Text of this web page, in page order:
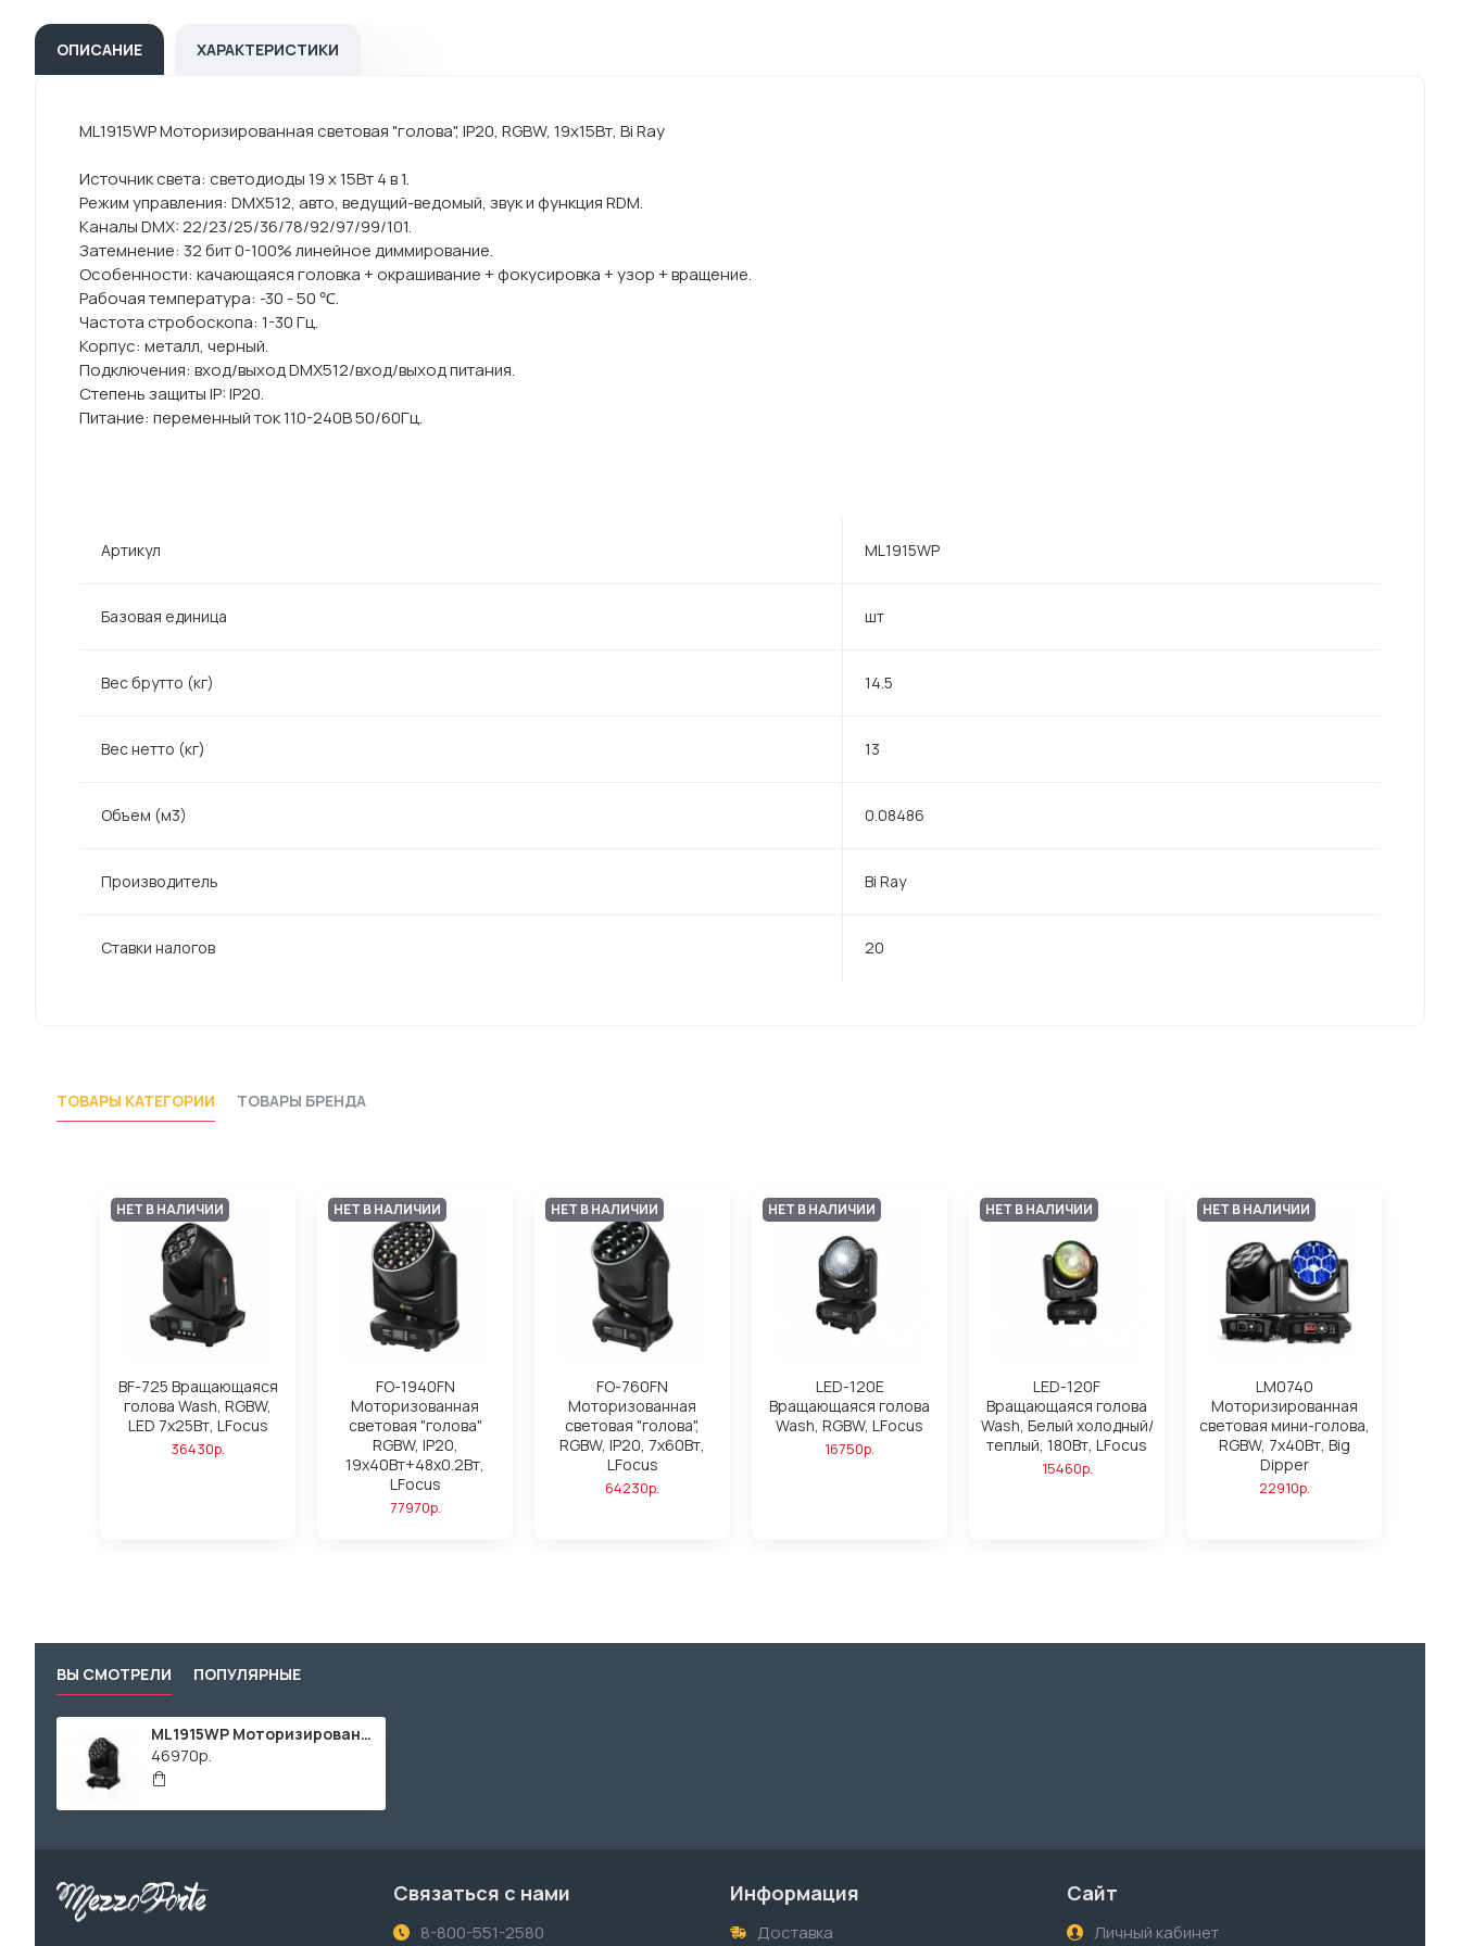
ОПИСАНИЕ ХАРАКТЕРИСТИКИ
ML1915WP Моторизированная световая "голова", IP20, RGBW, 19x15Вт, Bi Ray
Источник света: светодиоды 19 х 15Вт 4 в 1.
Режим управления: DMX512, авто, ведущий-ведомый, звук и функция RDM.
Каналы DMX: 22/23/25/36/78/92/97/99/101.
Затемнение: 32 бит 0-100% линейное диммирование.
Особенности: качающаяся головка + окрашивание + фокусировка + узор + вращение.
Рабочая температура: -30 - 50 ℃.
Частота стробоскопа: 1-30 Гц.
Корпус: металл, черный.
Подключения: вход/выход DMX512/вход/выход питания.
Степень защиты IP: IP20.
Питание: переменный ток 110-240В 50/60Гц.
Артикул ML1915WP
Базовая единица шт
Вес брутто (кг) 14.5
Вес нетто (кг) 13
Объем (м3) 0.08486
Производитель Bi Ray
Ставки налогов 20
ТОВАРЫ КАТЕГОРИИ ТОВАРЫ БРЕНДА
НЕТ В НАЛИЧИИ
BF-725 Вращающаяся
голова Wash, RGBW,
LED 7х25Вт, LFocus
36430р.
НЕТ В НАЛИЧИИ
FO-1940FN
Моторизованная
световая "голова"
RGBW, IP20,
19х40Вт+48х0.2Вт,
LFocus
77970р.
НЕТ В НАЛИЧИИ
FO-760FN
Моторизованная
световая "голова",
RGBW, IP20, 7х60Вт,
LFocus
64230р.
НЕТ В НАЛИЧИИ
LED-120E
Вращающаяся голова
Wash, RGBW, LFocus
16750р.
НЕТ В НАЛИЧИИ
LED-120F
Вращающаяся голова
Wash, Белый холодный/
теплый, 180Вт, LFocus
15460р.
НЕТ В НАЛИЧИИ
LM0740
Моторизированная
световая мини-голова,
RGBW, 7х40Вт, Big
Dipper
22910р.
ВЫ СМОТРЕЛИ ПОПУЛЯРНЫЕ
ML1915WP Моторизированная световая "голова", IP20, RGBW, 19x15Вт, Bi Ray
46970р.
Связаться с нами
8-800-551-2580
Информация
Доставка
Сайт
Личный кабинет